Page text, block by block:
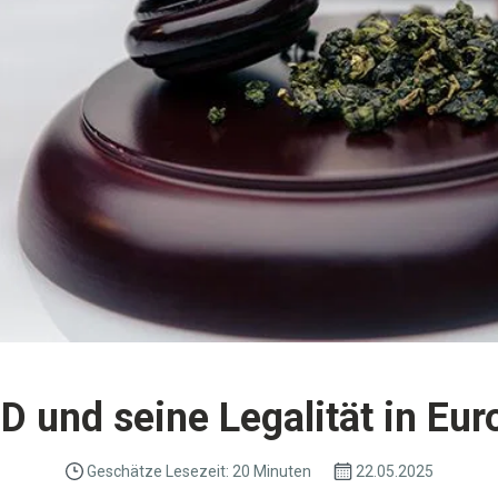
und seine Legalität in
Geschätze Lesezeit: 20 Minuten 22.05.2025